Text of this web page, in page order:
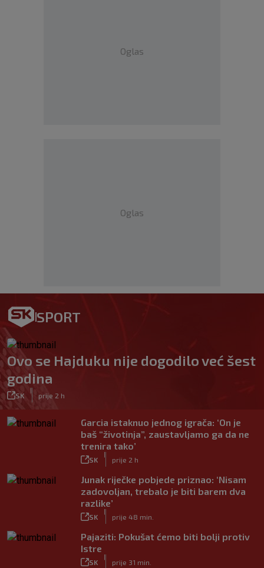
Oglas
Oglas
SPORT
Ovo se Hajduku nije dogodilo već šest
godina
SK prije 2 h
Garcia istaknuo jednog igrača: ‘On je
baš “životinja”, zaustavljamo ga da ne
trenira tako’
SK prije 2 h
Junak riječke pobjede priznao: ‘Nisam
zadovoljan, trebalo je biti barem dva
razlike’
SK prije 48 min.
Pajaziti: Pokušat ćemo biti bolji protiv
Istre
SK prije 31 min.